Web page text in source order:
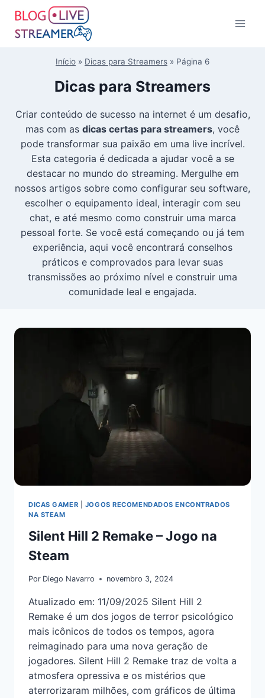
Início » Dicas para Streamers » Página 6
Dicas para Streamers
Criar conteúdo de sucesso na internet é um desafio,
mas com as dicas certas para streamers, você
pode transformar sua paixão em uma live incrível.
Esta categoria é dedicada a ajudar você a se
destacar no mundo do streaming. Mergulhe em
nossos artigos sobre como configurar seu software,
escolher o equipamento ideal, interagir com seu
chat, e até mesmo como construir uma marca
pessoal forte. Se você está começando ou já tem
experiência, aqui você encontrará conselhos
práticos e comprovados para levar suas
transmissões ao próximo nível e construir uma
comunidade leal e engajada.
DICAS GAMER
JOGOS RECOMENDADOS ENCONTRADOS
NA STEAM
Silent Hill 2 Remake – Jogo na
Steam
Por Diego Navarro novembro 3, 2024
Atualizado em: 11/09/2025 Silent Hill 2
Remake é um dos jogos de terror psicológico
mais icônicos de todos os tempos, agora
reimaginado para uma nova geração de
jogadores. Silent Hill 2 Remake traz de volta a
atmosfera opressiva e os mistérios que
aterrorizaram milhões, com gráficos de última